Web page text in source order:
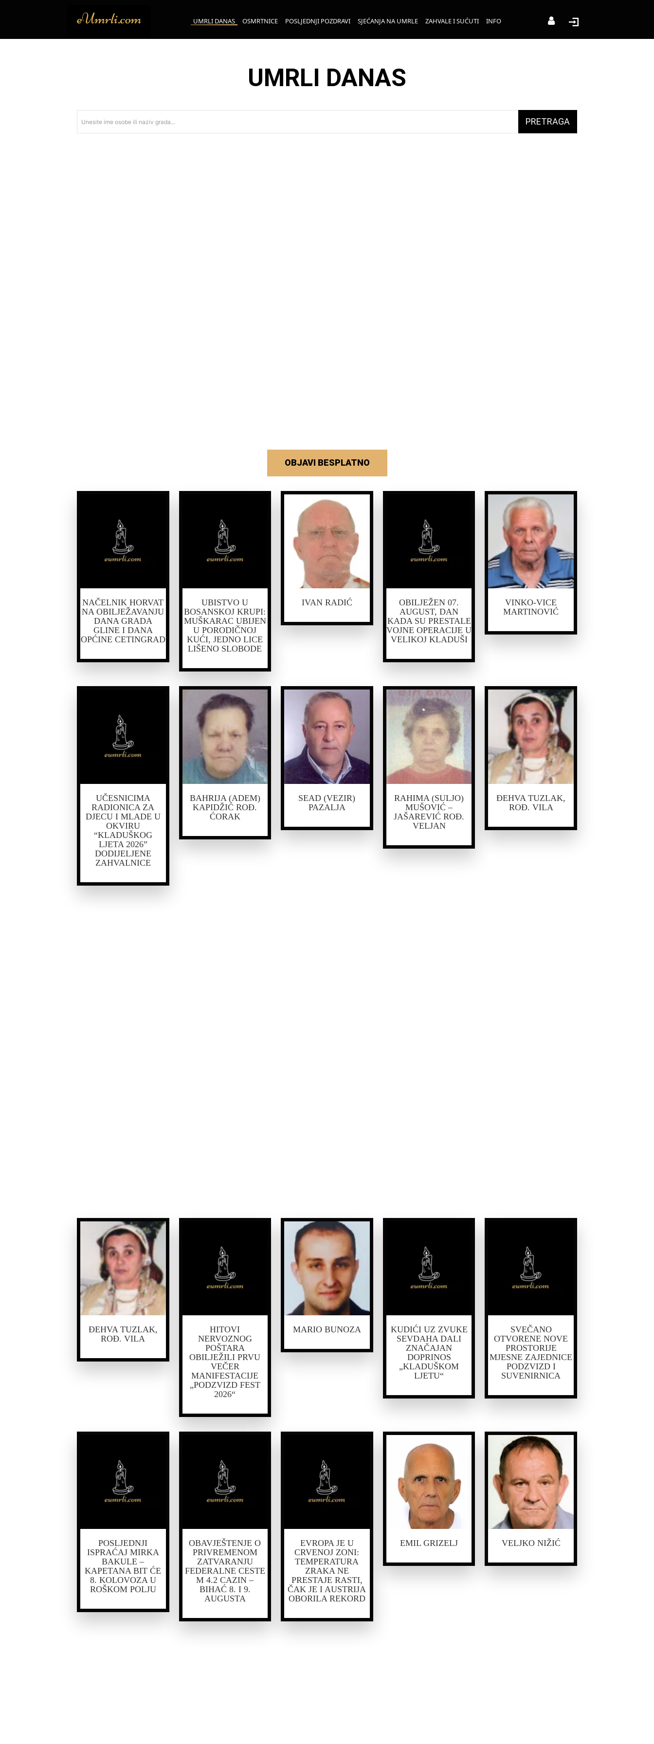
UMRLI DANAS OSMRTNICE POSLJEDNJI POZDRAVI SJEĆANJA NA UMRLE ZAHVALE I SUĆUTI INFO
UMRLI DANAS
Unesite ime osobe ili naziv grada... PRETRAGA
OBJAVI BESPLATNO
NAČELNIK HORVAT
NA OBILJEŽAVANJU
DANA GRADA
GLINE I DANA
OPĆINE CETINGRAD
UBISTVO U
BOSANSKOJ KRUPI:
MUŠKARAC UBIJEN
U PORODIČNOJ
KUĆI, JEDNO LICE
LIŠENO SLOBODE
IVAN RADIĆ
OBILJEŽEN 07.
AUGUST, DAN
KADA SU PRESTALE
VOJNE OPERACIJE U
VELIKOJ KLADUŠI
VINKO-VICE
MARTINOVIĆ
UČESNICIMA
RADIONICA ZA
DJECU I MLADE U
OKVIRU
“KLADUŠKOG
LJETA 2026”
DODIJELJENE
ZAHVALNICE
BAHRIJA (ADEM)
KAPIDŽIĆ ROĐ.
ĆORAK
SEAD (VEZIR)
PAZALJA
RAHIMA (SULJO)
MUŠOVIĆ –
JAŠAREVIĆ ROĐ.
VELJAN
ĐEHVA TUZLAK,
ROĐ. VILA
ĐEHVA TUZLAK,
ROĐ. VILA
HITOVI
NERVOZNOG
POŠTARA
OBILJEŽILI PRVU
VEČER
MANIFESTACIJE
„PODZVIZD FEST
2026“
MARIO BUNOZA
KUDIĆI UZ ZVUKE
SEVDAHA DALI
ZNAČAJAN
DOPRINOS
„KLADUŠKOM
LJETU“
SVEČANO
OTVORENE NOVE
PROSTORIJE
MJESNE ZAJEDNICE
PODZVIZD I
SUVENIRNICA
POSLJEDNJI
ISPRAĆAJ MIRKA
BAKULE –
KAPETANA BIT ĆE
8. KOLOVOZA U
ROŠKOM POLJU
OBAVJEŠTENJE O
PRIVREMENOM
ZATVARANJU
FEDERALNE CESTE
M 4.2 CAZIN –
BIHAĆ 8. I 9.
AUGUSTA
EVROPA JE U
CRVENOJ ZONI:
TEMPERATURA
ZRAKA NE
PRESTAJE RASTI,
ČAK JE I AUSTRIJA
OBORILA REKORD
EMIL GRIZELJ VELJKO NIŽIĆ